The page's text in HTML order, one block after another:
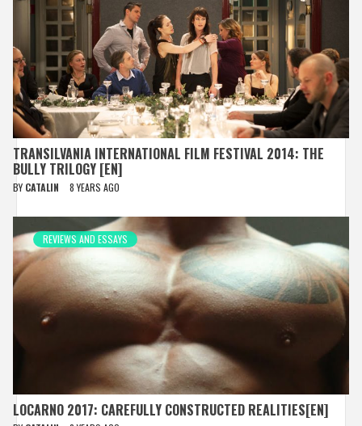
TRANSILVANIA INTERNATIONAL FILM FESTIVAL 2014: THE
BULLY TRILOGY [EN]
BY CATALIN 8 YEARS AGO
REVIEWS AND ESSAYS
LOCARNO 2017: CAREFULLY CONSTRUCTED REALITIES[EN]